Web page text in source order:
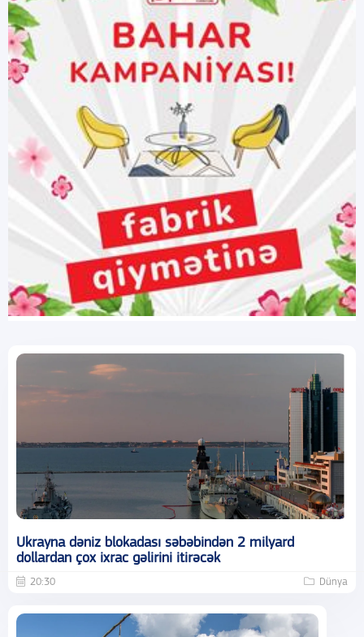
Ukrayna dəniz blokadası səbəbindən 2 milyard
dollardan çox ixrac gəlirini itirəcək
20:30 Dünya